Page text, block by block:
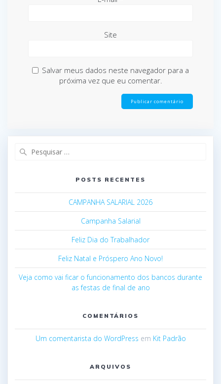
Site
Salvar meus dados neste navegador para a
próxima vez que eu comentar.
POSTS RECENTES
CAMPANHA SALARIAL 2026
Campanha Salarial
Feliz Dia do Trabalhador
Feliz Natal e Próspero Ano Novo!
Veja como vai ficar o funcionamento dos bancos durante
as festas de final de ano
COMENTÁRIOS
Um comentarista do WordPress em Kit Padrão
ARQUIVOS